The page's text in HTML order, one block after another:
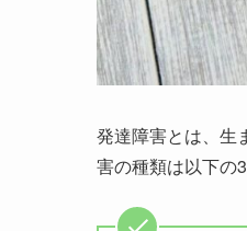
発達障害とは、生
害の種類は以下の3